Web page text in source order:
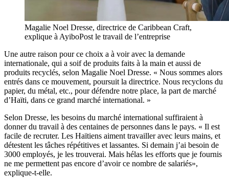
Magalie Noel Dresse, directrice de Caribbean Craft,
explique à AyiboPost le travail de l’entreprise
Une autre raison pour ce choix a à voir avec la demande
internationale, qui a soif de produits faits à la main et aussi de
produits recyclés, selon Magalie Noel Dresse. « Nous sommes alors
entrés dans ce mouvement, poursuit la directrice. Nous recyclons du
papier, du métal, etc., pour défendre notre place, la part de marché
d’Haïti, dans ce grand marché international. »
Selon Dresse, les besoins du marché international suffiraient à
donner du travail à des centaines de personnes dans le pays. « Il est
facile de recruter. Les Haïtiens aiment travailler avec leurs mains, et
détestent les tâches répétitives et lassantes. Si demain j’ai besoin de
3000 employés, je les trouverai. Mais hélas les efforts que je fournis
ne me permettent pas encore d’avoir ce nombre de salariés»,
explique-t-elle.